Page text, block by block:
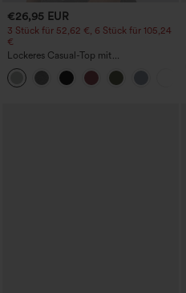
€26,95 EUR
3 Stück für 52,62 €, 6 Stück für 105,24
€
Lockeres Casual-Top mit
Rundhalsausschnitt und
Fledermausärmeln